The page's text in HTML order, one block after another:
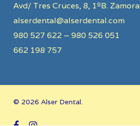
Avd/ Tres Cruces, 8, 1ºB. Zamora
alserdental@alserdental.com
980 527 622 – 980 526 051
662 198 757
© 2026 Alser Dental.